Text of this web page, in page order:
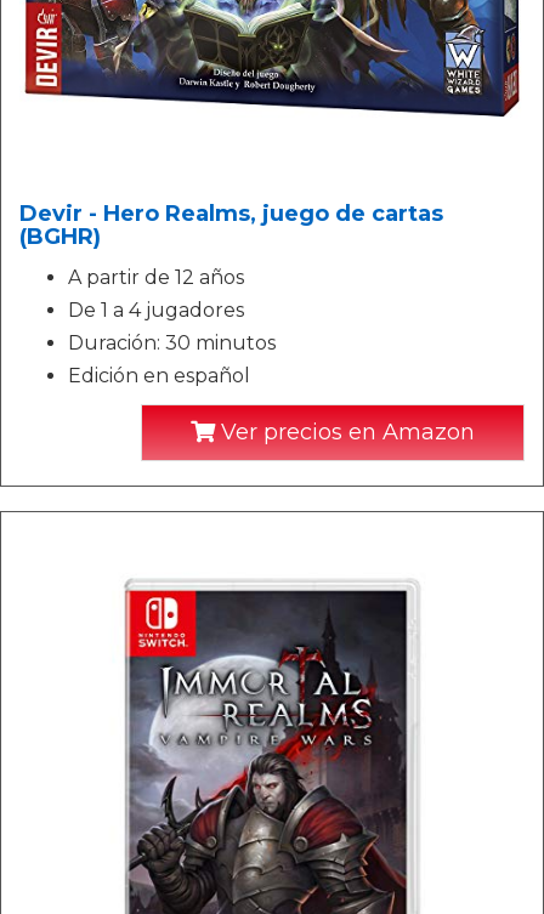
Devir - Hero Realms, juego de cartas
(BGHR)
A partir de 12 años
De 1 a 4 jugadores
Duración: 30 minutos
Edición en español
Ver precios en Amazon